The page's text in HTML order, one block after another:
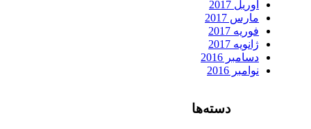
آوریل 2017
مارس 2017
فوریه 2017
ژانویه 2017
دسامبر 2016
نوامبر 2016
دسته‌ها